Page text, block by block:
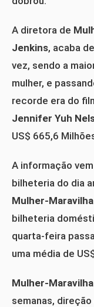
A diretora de
Jenkins, acaba
vez, sendo a
mulher, e
recorde era do
Jennifer Yuh
US$ 665,6
A informação
bilheteria do dia
Mulher-Maravilha
bilheteria
quarta-feira
uma média de
Mulher-Maravilha
semanas, direção